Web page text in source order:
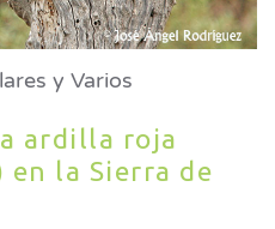
y Varios
ardilla roja
la Sierra de